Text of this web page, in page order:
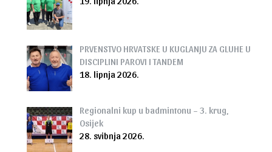
PRVENSTVO HRVATSKE U KUGLANJU ZA GLUHE U
DISCIPLINI PAROVI I TANDEM
18. lipnja 2026.
Regionalni kup u badmintonu – 3. krug,
Osijek
28. svibnja 2026.